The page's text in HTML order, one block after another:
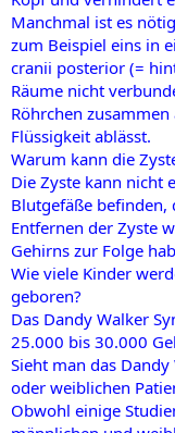
Manchmal ist es
zum Beispiel eins in
cranii posterior (=
Räume nicht
Röhrchen
Flüssigkeit ablässt.
Warum kann die
Die Zyste kann nicht
Blutgefäße befinden,
Entfernen der Zyste
Gehirns zur Folge
Wie viele Kinder
geboren?
Das Dandy Walker
25.000 bis 30.000
Sieht man das
oder weiblichen
Obwohl einige